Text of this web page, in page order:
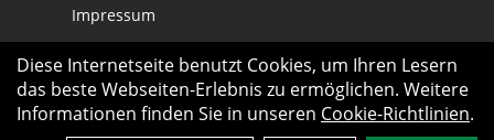
Impressum
Diese Internetseite benutzt Cookies, um Ihren Lesern
das beste Webseiten-Erlebnis zu ermöglichen. Weitere
Informationen finden Sie in unseren Cookie-Richtlinien.